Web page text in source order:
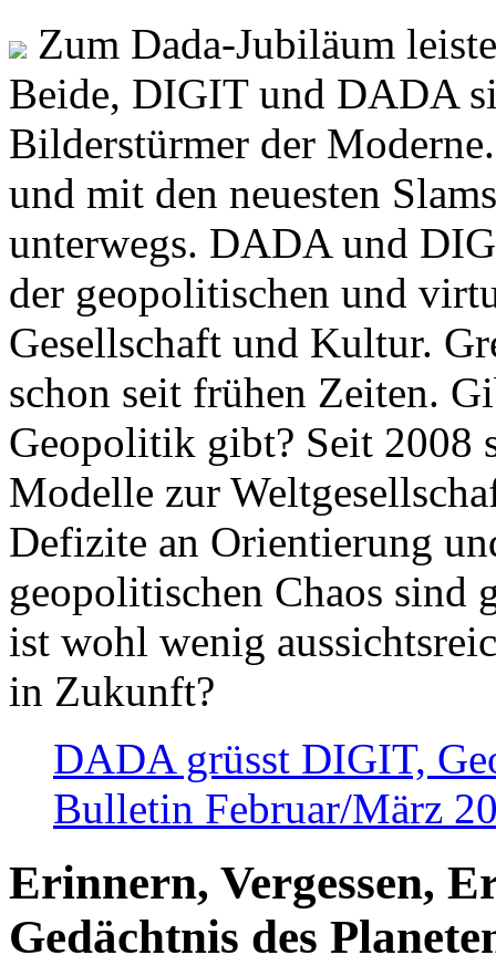
Zum Dada-Jubiläum
Beide, DIGIT und DADA
Bilderstürmer der
und mit den neuesten
unterwegs. DADA und
der geopolitischen und
Gesellschaft und Kultur.
schon seit frühen Zeiten.
Geopolitik gibt? Seit 2008
Modelle zur
Defizite an Orientierung
geopolitischen Chaos sind
ist wohl wenig
in Zukunft?
DADA grüsst DIGIT,
Bulletin Februar/März
Erinnern, Vergessen,
Gedächtnis des